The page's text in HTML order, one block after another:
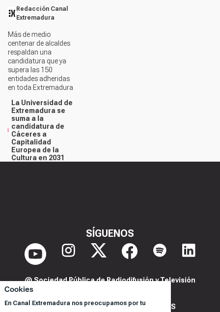
Cookies
En Canal Extremadura nos preocupamos por tu
Redacción Canal
Extremadura
Más de medio
centenar de alcaldes
respaldan una
candidatura que ya
supera las 150
entidades adheridas
en toda Extremadura
La Universidad de
Extremadura se
suma a la
candidatura de
Cáceres a
Capitalidad
Europea de la
Cultura en 2031
SÍGUENOS
@ Sociedad Pública de Radiodifusión y Televisión
POLITICA DE PRIVACIDAD Y COOKIES